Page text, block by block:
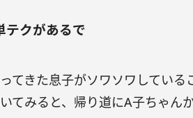
テクがあるで
てきた息子がソワソワしている
てみると、帰り道にA子ちゃん